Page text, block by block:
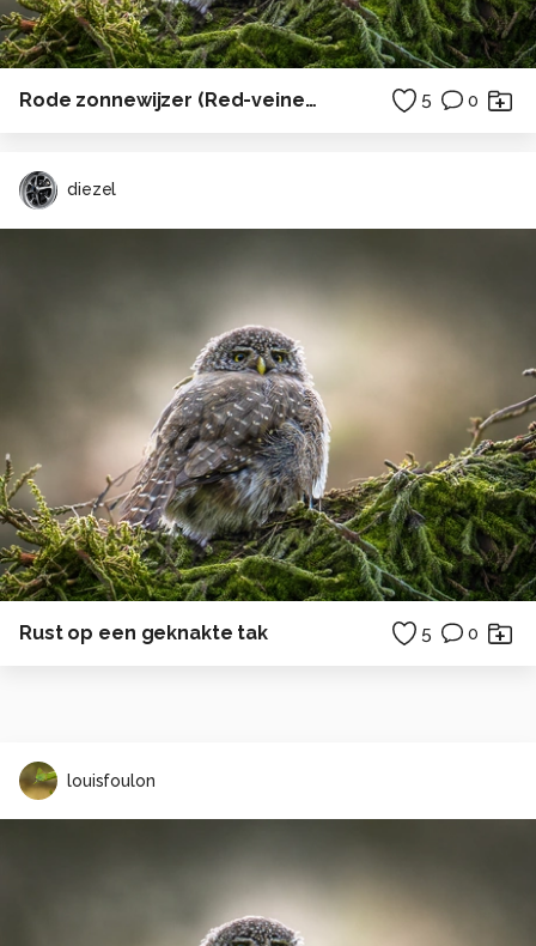
Rode zonnewijzer (Red-veined Dropwing) 5 0
diezel
Rust op een geknakte tak 5 0
louisfoulon